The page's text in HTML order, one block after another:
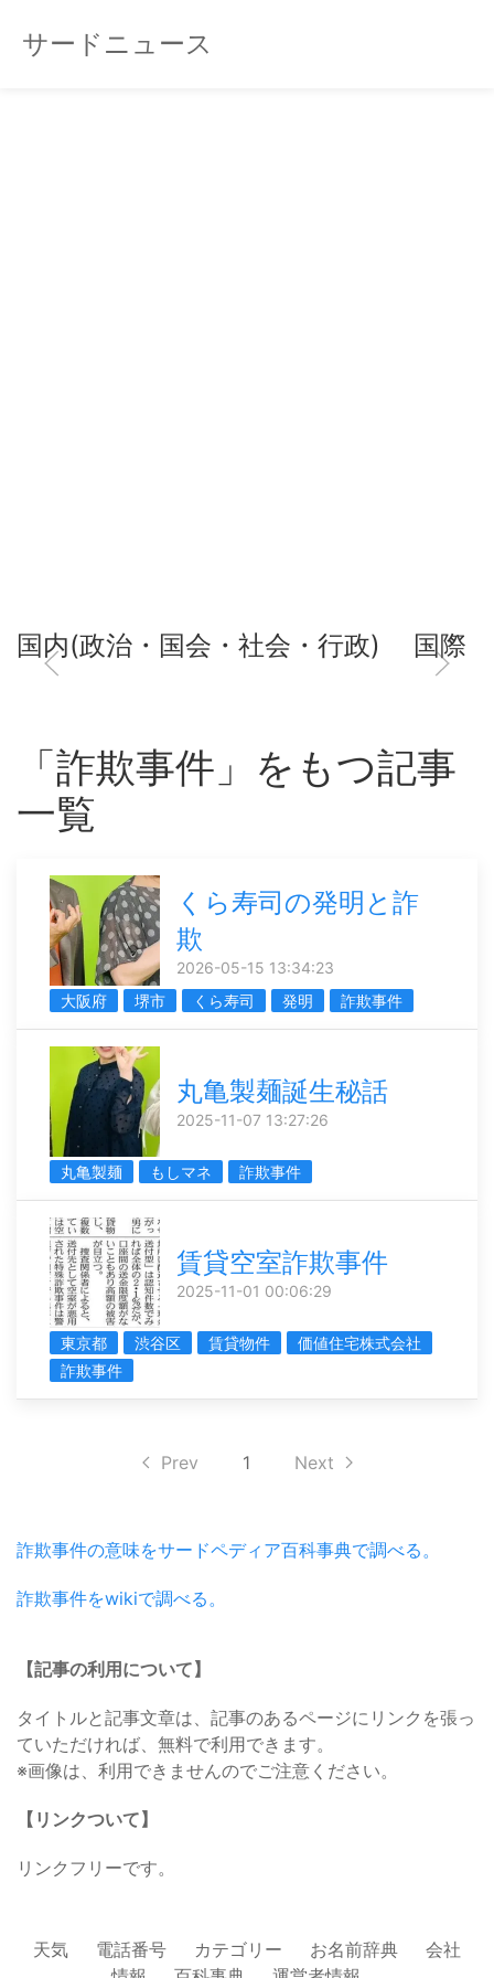
サードニュース
国内(政治・国会・社会・行政) 国際
「詐欺事件」をもつ記事
一覧
くら寿司の発明と詐
欺
2026-05-15 13:34:23
大阪府
堺市 くら寿司 発明 詐欺事件
丸亀製麺誕生秘話
2025-11-07 13:27:26
丸亀製麺 もしマネ 詐欺事件
賃貸空室詐欺事件
2025-11-01 00:06:29
東京都 渋谷区 賃貸物件
価値住宅株式会社
詐欺事件
Prev 1 Next
詐欺事件の意味をサードペディア百科事典で調べる。
詐欺事件をwikiで調べる。
【記事の利用について】
タイトルと記事文章は、記事のあるページにリンクを張っ
ていただければ、無料で利用できます。
※画像は、利用できませんのでご注意ください。
【リンクついて】
リンクフリーです。
天気 電話番号 カテゴリー お名前辞典
会社